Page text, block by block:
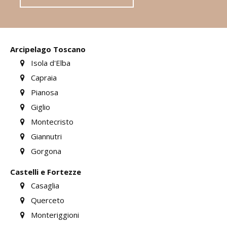
Arcipelago Toscano
Isola d'Elba
Capraia
Pianosa
Giglio
Montecristo
Giannutri
Gorgona
Castelli e Fortezze
Casaglia
Querceto
Monteriggioni